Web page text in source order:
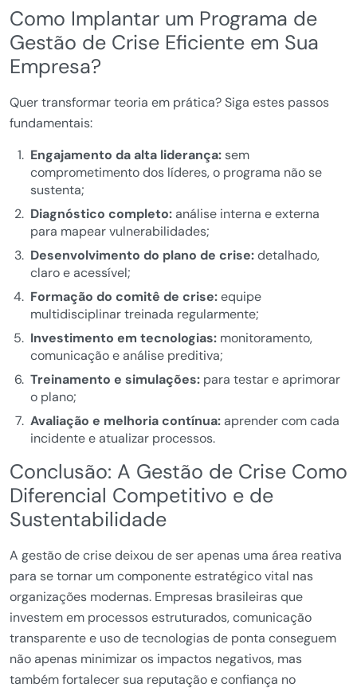
Como Implantar um Programa de
Gestão de Crise Eficiente em Sua
Empresa?
Quer transformar teoria em prática? Siga estes passos
fundamentais:
Engajamento da alta liderança:sem
comprometimento dos líderes, o programa não se
sustenta;
Diagnóstico completo:análise interna e externa
para mapear vulnerabilidades;
Desenvolvimento do plano de crise:detalhado,
claro e acessível;
Formação do comitê de crise:equipe
multidisciplinar treinada regularmente;
Investimento em tecnologias:monitoramento,
comunicação e análise preditiva;
Treinamento e simulações:para testar e aprimorar
o plano;
Avaliação e melhoria contínua:aprender com cada
incidente e atualizar processos.
Conclusão: A Gestão de Crise Como
Diferencial Competitivo e de
Sustentabilidade
A gestão de crise deixou de ser apenas uma área reativa
para se tornar um componente estratégico vital nas
organizações modernas. Empresas brasileiras que
investem em processos estruturados, comunicação
transparente e uso de tecnologias de ponta conseguem
não apenas minimizar os impactos negativos, mas
também fortalecer sua reputação e confiança no